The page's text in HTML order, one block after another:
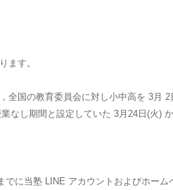
ます。
全国の教育委員会に対し小中高を 3月
なし期間と設定していた 3月24日(火)
に当塾 LINE アカウントおよびホーム